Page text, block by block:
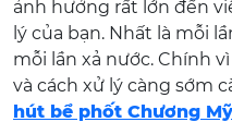
ảnh hưởng rất lớn đến
lý của bạn. Nhất là mỗi
mỗi lần xả nước. Chính
và cách xử lý càng sớm
hút bể phốt Chương Mỹ